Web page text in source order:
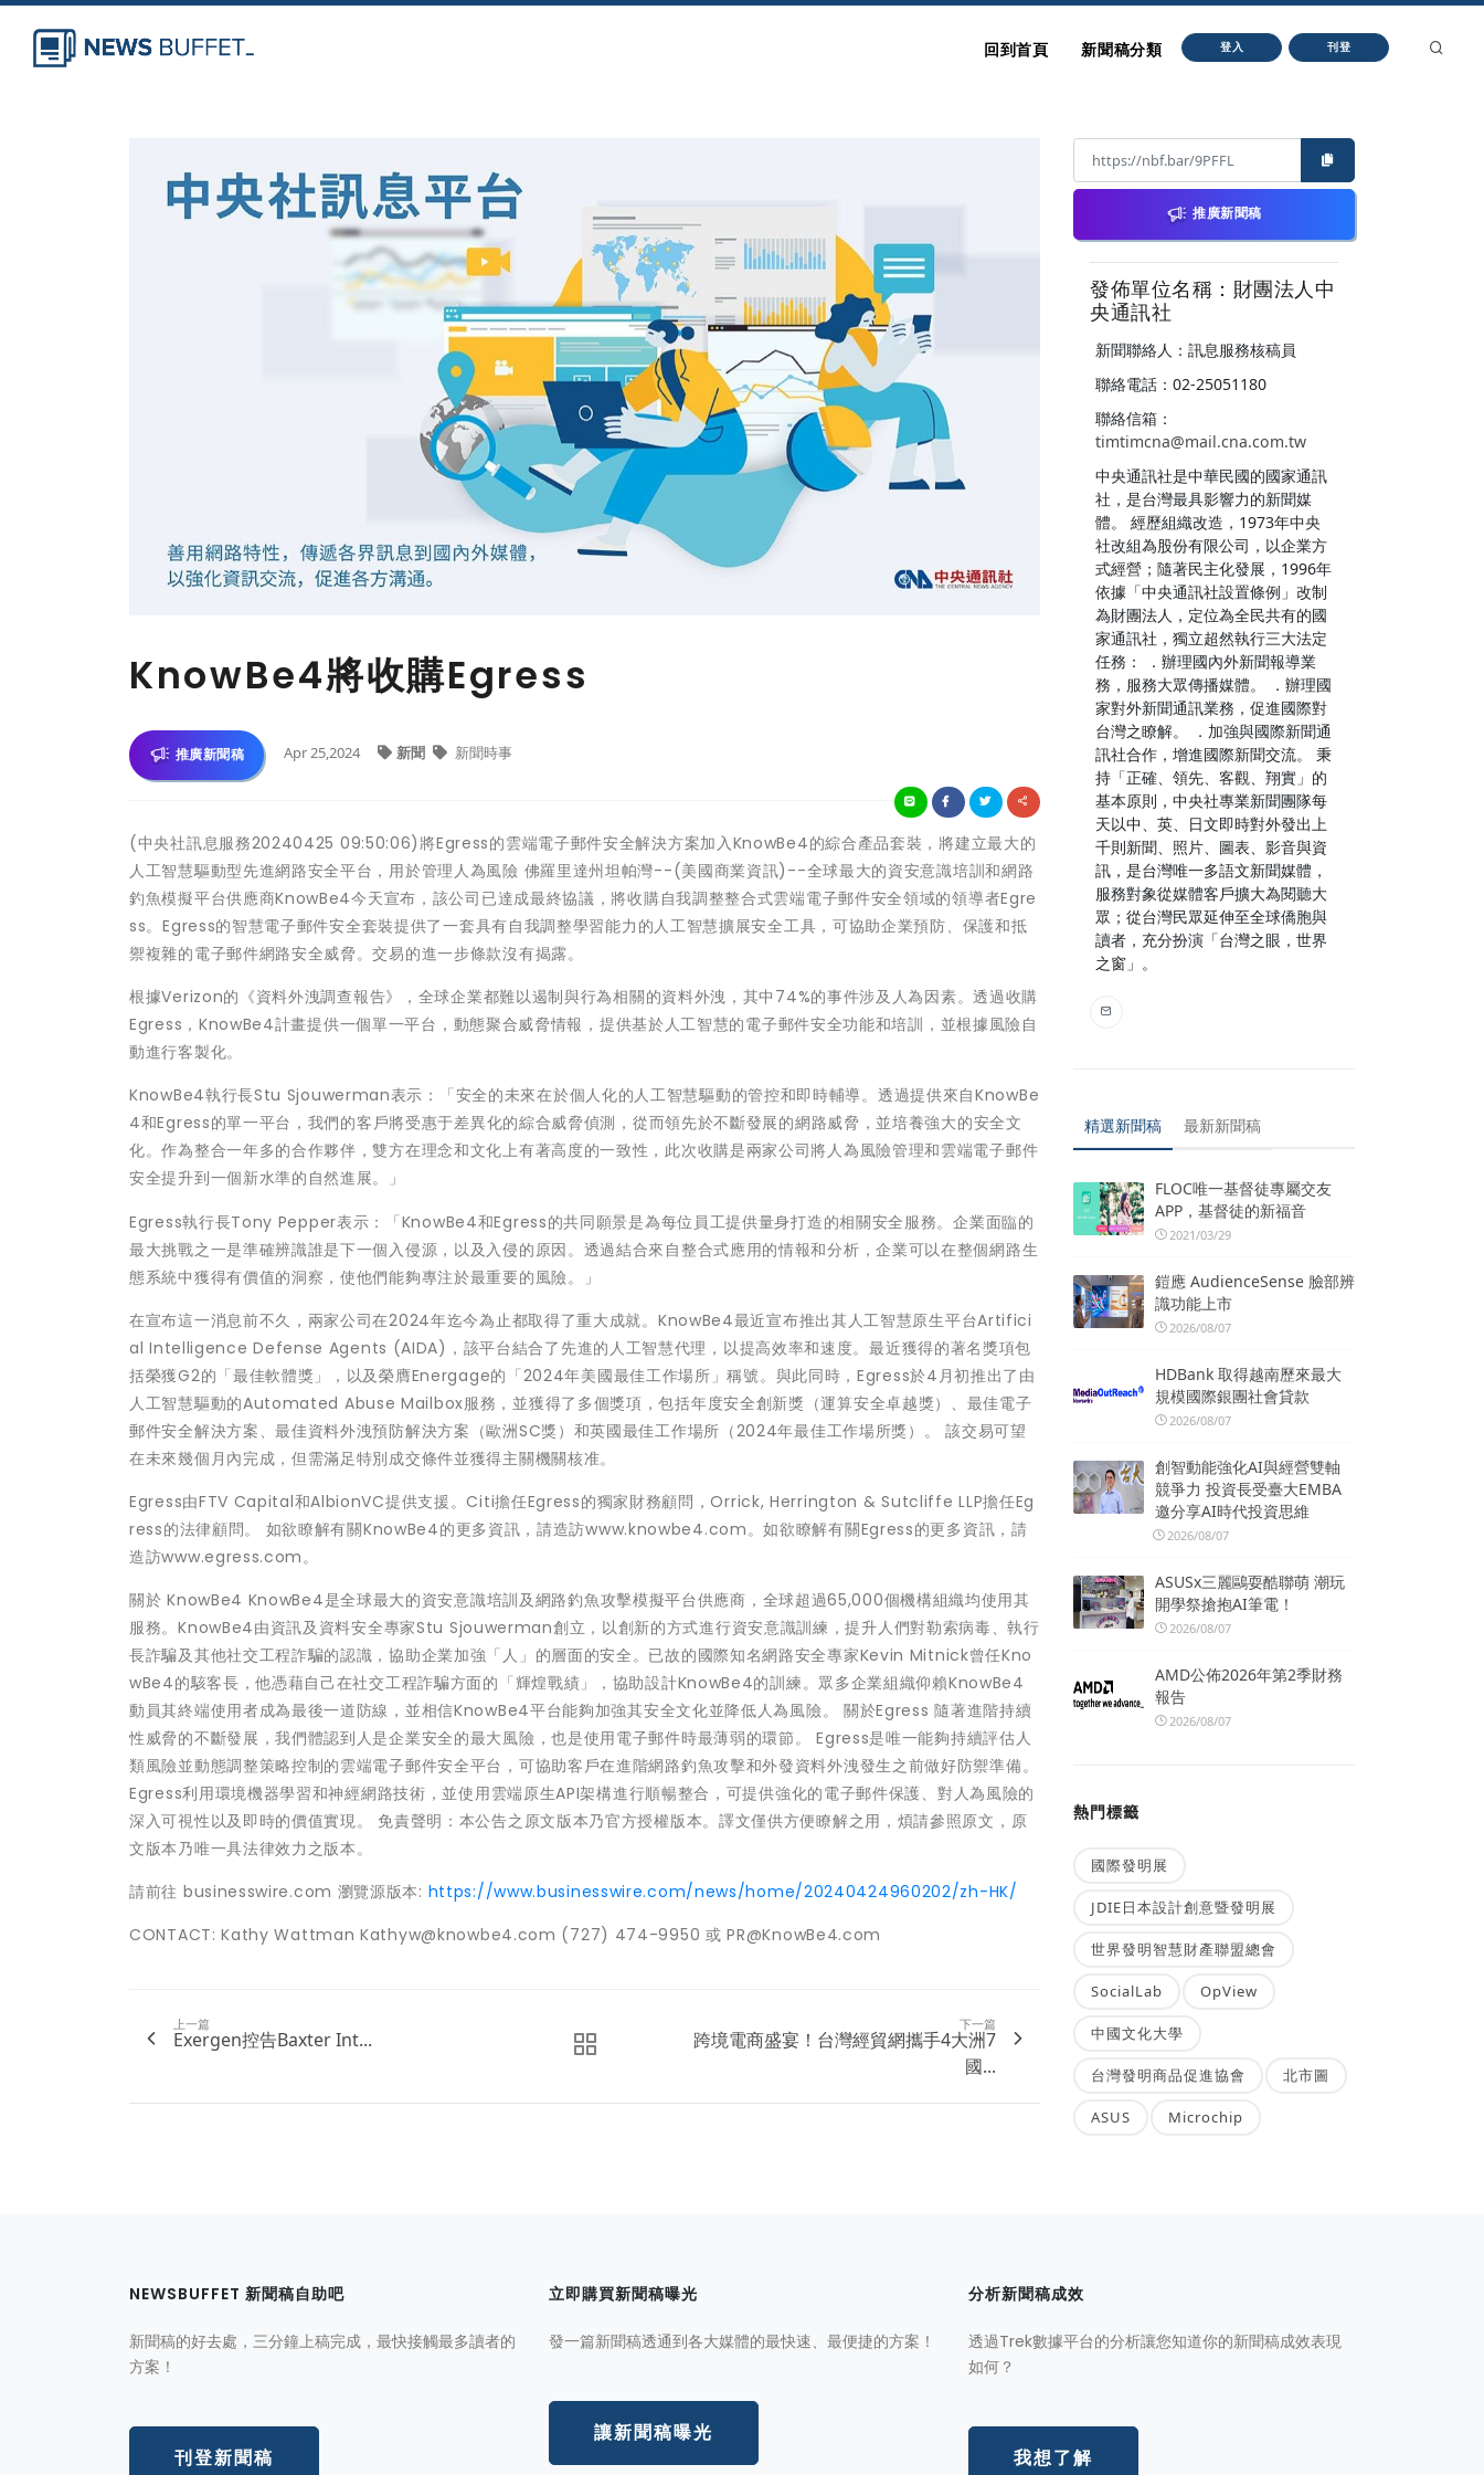
回到首頁 新聞稿分類 登入 刊登
KnowBe4將收購Egress
推廣新聞稿 Apr 25,2024 新聞 新聞時事
(中央社訊息服務20240425 09:50:06)將Egress的雲端電子郵件安全解決方案加入KnowBe4的綜合產品套裝，將建立最大的
人工智慧驅動型先進網路安全平台，用於管理人為風險 佛羅里達州坦帕灣--(美國商業資訊)--全球最大的資安意識培訓和網路
釣魚模擬平台供應商KnowBe4今天宣布，該公司已達成最終協議，將收購自我調整整合式雲端電子郵件安全領域的領導者Egre
ss。Egress的智慧電子郵件安全套裝提供了一套具有自我調整學習能力的人工智慧擴展安全工具，可協助企業預防、保護和抵
禦複雜的電子郵件網路安全威脅。交易的進一步條款沒有揭露。
根據Verizon的《資料外洩調查報告》，全球企業都難以遏制與行為相關的資料外洩，其中74%的事件涉及人為因素。透過收購
Egress，KnowBe4計畫提供一個單一平台，動態聚合威脅情報，提供基於人工智慧的電子郵件安全功能和培訓，並根據風險自
動進行客製化。
KnowBe4執行長Stu Sjouwerman表示：「安全的未來在於個人化的人工智慧驅動的管控和即時輔導。透過提供來自KnowBe
4和Egress的單一平台，我們的客戶將受惠于差異化的綜合威脅偵測，從而領先於不斷發展的網路威脅，並培養強大的安全文
化。作為整合一年多的合作夥伴，雙方在理念和文化上有著高度的一致性，此次收購是兩家公司將人為風險管理和雲端電子郵件
安全提升到一個新水準的自然進展。」
Egress執行長Tony Pepper表示：「KnowBe4和Egress的共同願景是為每位員工提供量身打造的相關安全服務。企業面臨的
最大挑戰之一是準確辨識誰是下一個入侵源，以及入侵的原因。透過結合來自整合式應用的情報和分析，企業可以在整個網路生
態系統中獲得有價值的洞察，使他們能夠專注於最重要的風險。」
在宣布這一消息前不久，兩家公司在2024年迄今為止都取得了重大成就。KnowBe4最近宣布推出其人工智慧原生平台Artifici
al Intelligence Defense Agents (AIDA)，該平台結合了先進的人工智慧代理，以提高效率和速度。最近獲得的著名獎項包
括榮獲G2的「最佳軟體獎」，以及榮膺Energage的「2024年美國最佳工作場所」稱號。與此同時，Egress於4月初推出了由
人工智慧驅動的Automated Abuse Mailbox服務，並獲得了多個獎項，包括年度安全創新獎（運算安全卓越獎）、最佳電子
郵件安全解決方案、最佳資料外洩預防解決方案（歐洲SC獎）和英國最佳工作場所（2024年最佳工作場所獎）。 該交易可望
在未來幾個月內完成，但需滿足特別成交條件並獲得主關機關核准。
Egress由FTV Capital和AlbionVC提供支援。Citi擔任Egress的獨家財務顧問，Orrick, Herrington & Sutcliffe LLP擔任Eg
ress的法律顧問。 如欲瞭解有關KnowBe4的更多資訊，請造訪www.knowbe4.com。如欲瞭解有關Egress的更多資訊，請
造訪www.egress.com。
關於 KnowBe4 KnowBe4是全球最大的資安意識培訓及網路釣魚攻擊模擬平台供應商，全球超過65,000個機構組織均使用其
服務。KnowBe4由資訊及資料安全專家Stu Sjouwerman創立，以創新的方式進行資安意識訓練，提升人們對勒索病毒、執行
長詐騙及其他社交工程詐騙的認識，協助企業加強「人」的層面的安全。已故的國際知名網路安全專家Kevin Mitnick曾任Kno
wBe4的駭客長，他憑藉自己在社交工程詐騙方面的「輝煌戰績」，協助設計KnowBe4的訓練。眾多企業組織仰賴KnowBe4
動員其終端使用者成為最後一道防線，並相信KnowBe4平台能夠加強其安全文化並降低人為風險。 關於Egress 隨著進階持續
性威脅的不斷發展，我們體認到人是企業安全的最大風險，也是使用電子郵件時最薄弱的環節。 Egress是唯一能夠持續評估人
類風險並動態調整策略控制的雲端電子郵件安全平台，可協助客戶在進階網路釣魚攻擊和外發資料外洩發生之前做好防禦準備。
Egress利用環境機器學習和神經網路技術，並使用雲端原生API架構進行順暢整合，可提供強化的電子郵件保護、對人為風險的
深入可視性以及即時的價值實現。 免責聲明：本公告之原文版本乃官方授權版本。譯文僅供方便瞭解之用，煩請參照原文，原
文版本乃唯一具法律效力之版本。
請前往 businesswire.com 瀏覽源版本: https://www.businesswire.com/news/home/20240424960202/zh-HK/
CONTACT: Kathy Wattman Kathyw@knowbe4.com (727) 474-9950 或 PR@KnowBe4.com
上一篇
Exergen控告Baxter Int...
下一篇
跨境電商盛宴！台灣經貿網攜手4大洲7
國...
推廣新聞稿
發佈單位名稱：財團法人中
央通訊社
新聞聯絡人：訊息服務核稿員
聯絡電話：02-25051180
聯絡信箱：
timtimcna@mail.cna.com.tw
中央通訊社是中華民國的國家通訊
社，是台灣最具影響力的新聞媒
體。 經歷組織改造，1973年中央
社改組為股份有限公司，以企業方
式經營；隨著民主化發展，1996年
依據「中央通訊社設置條例」改制
為財團法人，定位為全民共有的國
家通訊社，獨立超然執行三大法定
任務： ．辦理國內外新聞報導業
務，服務大眾傳播媒體。 ．辦理國
家對外新聞通訊業務，促進國際對
台灣之瞭解。 ．加強與國際新聞通
訊社合作，增進國際新聞交流。 秉
持「正確、領先、客觀、翔實」的
基本原則，中央社專業新聞團隊每
天以中、英、日文即時對外發出上
千則新聞、照片、圖表、影音與資
訊，是台灣唯一多語文新聞媒體，
服務對象從媒體客戶擴大為閱聽大
眾；從台灣民眾延伸至全球僑胞與
讀者，充分扮演「台灣之眼，世界
之窗」。
精選新聞稿 最新新聞稿
FLOC唯一基督徒專屬交友
APP，基督徒的新福音
2021/03/29
鎧應 AudienceSense 臉部辨
識功能上市
2026/08/07
HDBank 取得越南歷來最大
規模國際銀團社會貸款
2026/08/07
創智動能強化AI與經營雙軸
競爭力 投資長受臺大EMBA
邀分享AI時代投資思維
2026/08/07
ASUSx三麗鷗耍酷聯萌 潮玩
開學祭搶抱AI筆電！
2026/08/07
AMD公佈2026年第2季財務
報告
2026/08/07
熱門標籤
國際發明展
JDIE日本設計創意暨發明展
世界發明智慧財產聯盟總會
SocialLab OpView
中國文化大學
台灣發明商品促進協會 北市圖
ASUS Microchip
NEWSBUFFET 新聞稿自助吧
新聞稿的好去處，三分鐘上稿完成，最快接觸最多讀者的
方案！
刊登新聞稿
立即購買新聞稿曝光
發一篇新聞稿透通到各大媒體的最快速、最便捷的方案！
讓新聞稿曝光
分析新聞稿成效
透過Trek數據平台的分析讓您知道你的新聞稿成效表現
如何？
我想了解